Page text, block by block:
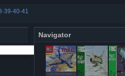
·39·40·41
Navigator